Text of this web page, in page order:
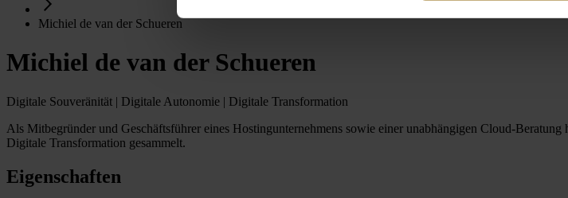
Michiel de van der Schueren
Michiel de van der Schueren
Digitale Souveränität | Digitale Autonomie | Digitale Transformation
Als Mitbegründer und Geschäftsführer eines Hostingunternehmens sowie einer unabhängigen Cloud-
Digitale Transformation gesammelt.
Eigenschaften